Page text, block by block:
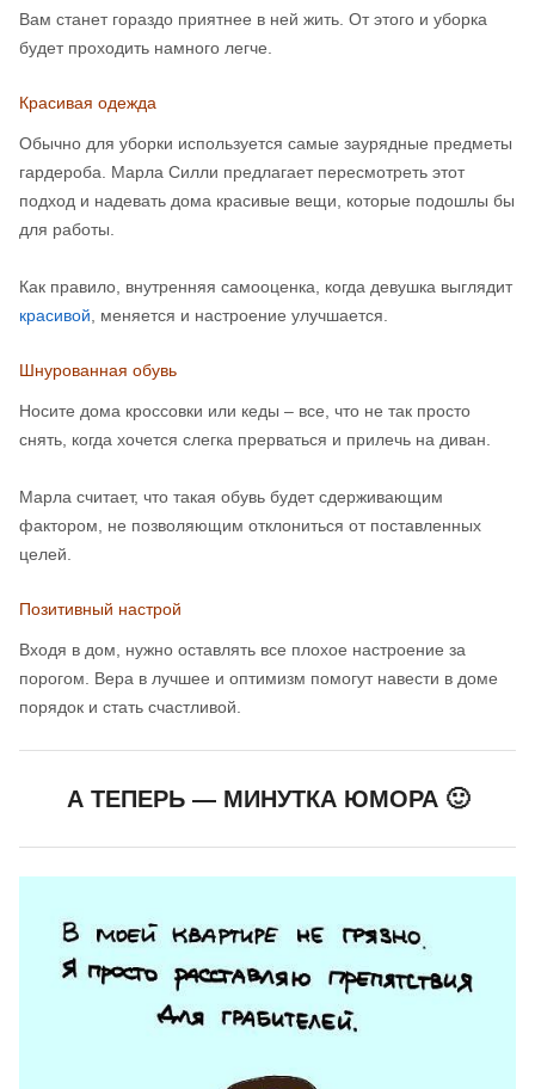
Вам станет гораздо приятнее в ней жить. От этого и уборка
будет проходить намного легче.
Красивая одежда
Обычно для уборки используется самые заурядные предметы
гардероба. Марла Силли предлагает пересмотреть этот
подход и надевать дома красивые вещи, которые подошлы бы
для работы.
Как правило, внутренняя самооценка, когда девушка выглядит
красивой, меняется и настроение улучшается.
Шнурованная обувь
Носите дома кроссовки или кеды – все, что не так просто
снять, когда хочется слегка прерваться и прилечь на диван.
Марла считает, что такая обувь будет сдерживающим
фактором, не позволяющим отклониться от поставленных
целей.
Позитивный настрой
Входя в дом, нужно оставлять все плохое настроение за
порогом. Вера в лучшее и оптимизм помогут навести в доме
порядок и стать счастливой.
А ТЕПЕРЬ — МИНУТКА ЮМОРА 🙂